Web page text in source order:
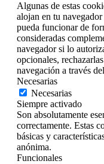
Algunas de estas
alojan en tu
pueda funcionar de
consideradas
navegador si lo
opcionales,
navegación a través
Necesarias
Necesarias
Siempre activado
Son absolutamente
correctamente. Estas
básicas y
anónima.
Funcionales